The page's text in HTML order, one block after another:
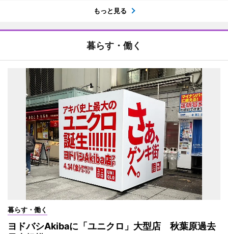
もっと見る
暮らす・働く
暮らす・働く
ヨドバシAkibaに「ユニクロ」大型店 秋葉原過去